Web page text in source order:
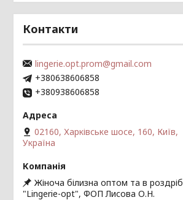
Контакти
lingerie.opt.prom@gmail.com
+380638606858
+380938606858
02160, Харківське шосе, 160, Київ,
Україна
Жіноча білизна оптом та в роздріб
"Lingerie-opt", ФОП Лисова О.Н.